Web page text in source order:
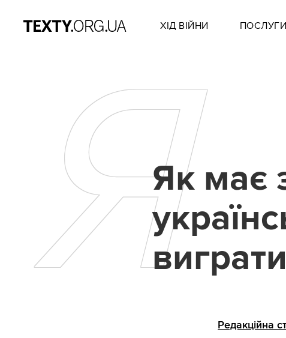
ХІД ВІЙНИ ПОСЛУГИ
ЯЯк має
Редакційна